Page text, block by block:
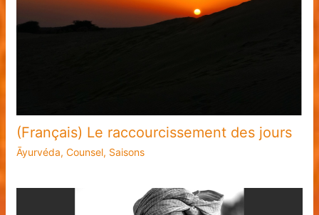
(Français) Le raccourcissement des jours
Āyurvéda, Counsel, Saisons